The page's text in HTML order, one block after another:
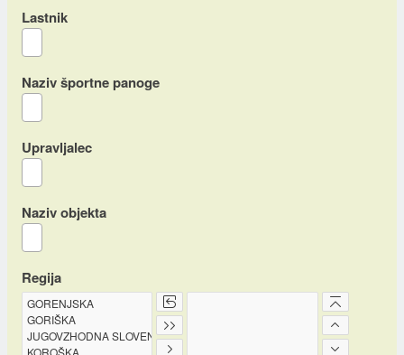
Lastnik
Naziv športne panoge
Upravljalec
Naziv objekta
Regija